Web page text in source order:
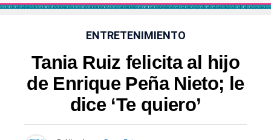
ENTRETENIMIENTO
Tania Ruiz felicita al hijo
de Enrique Peña Nieto; le
dice ‘Te quiero’